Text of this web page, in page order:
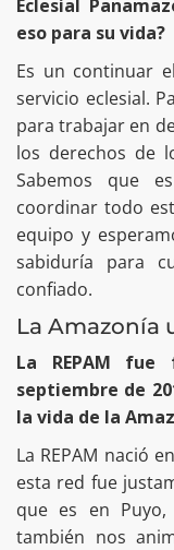
Eclesial
eso para su vida?
Es un continuar
servicio eclesial.
para trabajar en
los derechos de
Sabemos que
coordinar todo
equipo y
sabiduría para
confiado.
La Amazonía
La REPAM
septiembre de
la vida de la
La REPAM nació
esta red fue
que es en Puyo,
también nos